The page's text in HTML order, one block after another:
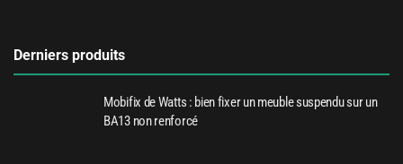
Derniers produits
Mobifix de Watts : bien fixer un meuble suspendu sur un
BA13 non renforcé